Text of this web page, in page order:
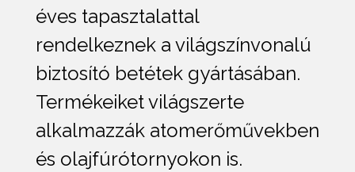
éves tapasztalattal
rendelkeznek a világszínvonalú
biztosító betétek gyártásában.
Termékeiket világszerte
alkalmazzák atomerőművekben
és olajfúrótornyokon is.